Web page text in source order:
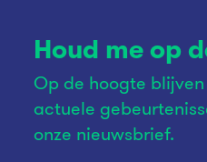
Houd me op
Op de hoogte
actuele
onze nieuwsbrief.